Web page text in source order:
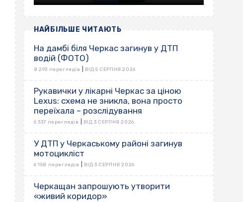
НАЙБІЛЬШЕ ЧИТАЮТЬ
На дамбі біля Черкас загинув у ДТП
водій (ФОТО)
8 293 переглядів ВІД 5 СЕРПНЯ 2026
Рукавички у лікарні Черкас за ціною
Lexus: схема не зникла, вона просто
переїхала – розслідування
6 337 переглядів ВІД 3 СЕРПНЯ 2026
У ДТП у Черкаському районі загинув
мотоцикліст
6 158 переглядів ВІД 3 СЕРПНЯ 2026
Черкащан запрошують утворити
«живий коридор»